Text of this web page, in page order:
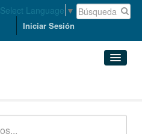
Select Language ▼
Iniciar Sesión